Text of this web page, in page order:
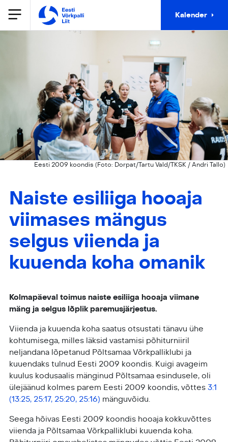
Kalender
Eesti 2009 koondis (Foto: Dorpat/Tartu Vald/TKSK / Andri Tallo)
Naiste esiliiga hooaja
viimases mängus
selgus viienda ja
kuuenda koha omanik
Kolmapäeval toimus naiste esiliiga hooaja viimane
mäng ja selgus lõplik paremusjärjestus.
Viienda ja kuuenda koha saatus otsustati tänavu ühe
kohtumisega, milles läksid vastamisi põhiturniiril
neljandana lõpetanud Põltsamaa Võrkpalliklubi ja
kuuendaks tulnud Eesti 2009 koondis. Kuigi avageim
kuulus kodusaalis mänginud Põltsamaa esindusele, oli
ülejäänud kolmes parem Eesti 2009 koondis, võttes 3:1
(13:25, 25:17, 25:20, 25:16) mänguvõidu.
Seega hõivas Eesti 2009 koondis hooaja kokkuvõttes
viienda ja Põltsamaa Võrkpalliklubi kuuenda koha.